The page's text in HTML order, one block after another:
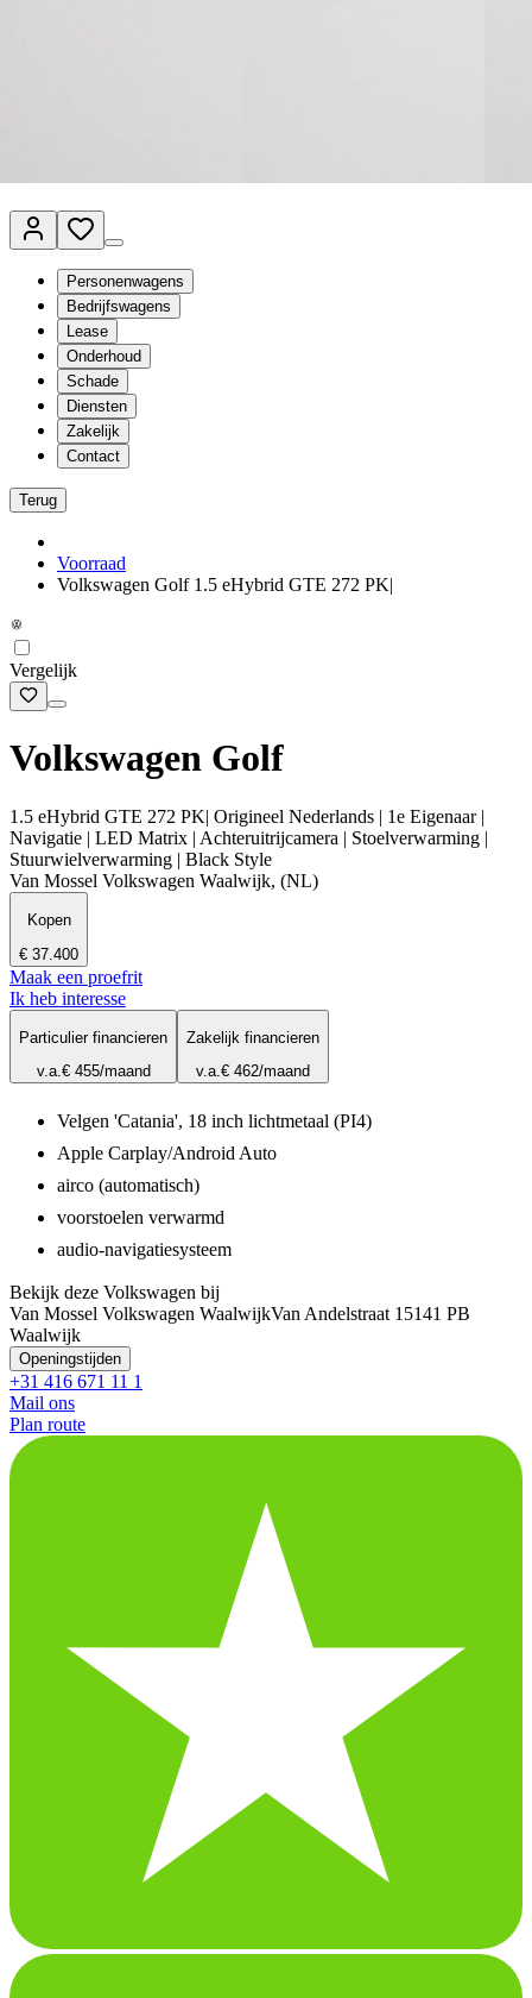
Personenwagens
Bedrijfswagens
Lease
Onderhoud
Schade
Diensten
Zakelijk
Contact
Terug
Voorraad
Volkswagen Golf 1.5 eHybrid GTE 272 PK|
Vergelijk
Volkswagen Golf
1.5 eHybrid GTE 272 PK| Origineel Nederlands | 1e Eigenaar |
Navigatie | LED Matrix | Achteruitrijcamera | Stoelverwarming |
Stuurwielverwarming | Black Style
Van Mossel Volkswagen Waalwijk, (NL)
Kopen
€ 37.400
Maak een proefrit
Ik heb interesse
Particulier financieren
v.a.€ 455/maand
Zakelijk financieren
v.a.€ 462/maand
Velgen 'Catania', 18 inch lichtmetaal (PI4)
Apple Carplay/Android Auto
airco (automatisch)
voorstoelen verwarmd
audio-navigatiesysteem
Bekijk deze Volkswagen bij
Van Mossel Volkswagen WaalwijkVan Andelstraat 1 5141 PB
Waalwijk
Openingstijden
+31 416 671 11 1
Mail ons
Plan route